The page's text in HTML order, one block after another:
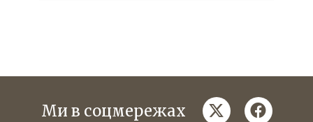
Ми в соцмережах twitter